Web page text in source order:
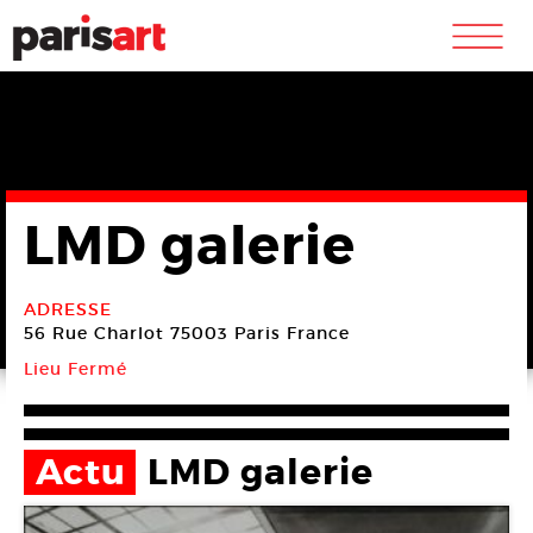
m
LMD galerie
ADRESSE
56 Rue Charlot 75003 Paris France
Lieu Fermé
Actu LMD galerie